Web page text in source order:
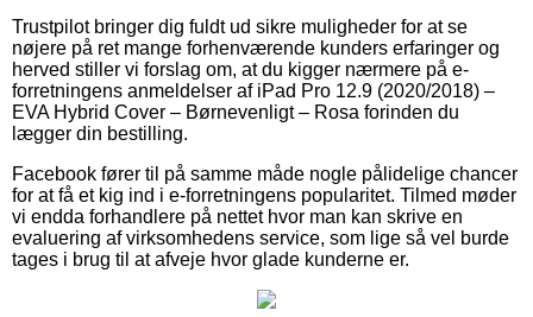
Trustpilot bringer dig fuldt ud sikre muligheder for at se
nøjere på ret mange forhenværende kunders erfaringer og
herved stiller vi forslag om, at du kigger nærmere på e-
forretningens anmeldelser af iPad Pro 12.9 (2020/2018) –
EVA Hybrid Cover – Børnevenligt – Rosa forinden du
lægger din bestilling.
Facebook fører til på samme måde nogle pålidelige chancer
for at få et kig ind i e-forretningens popularitet. Tilmed møder
vi endda forhandlere på nettet hvor man kan skrive en
evaluering af virksomhedens service, som lige så vel burde
tages i brug til at afveje hvor glade kunderne er.